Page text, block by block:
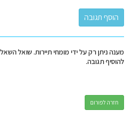
מענה ניתן רק על ידי מומחי תיירות. שואל
להוסיף תגובה.
חזרה לפורום